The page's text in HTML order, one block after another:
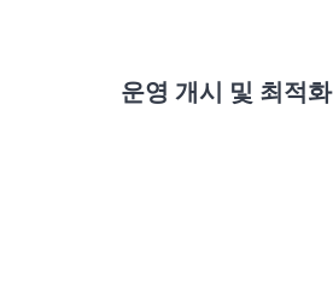
운영 개시 및 최적화